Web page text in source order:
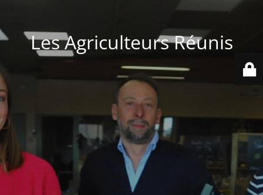
Les Agriculteurs Réunis